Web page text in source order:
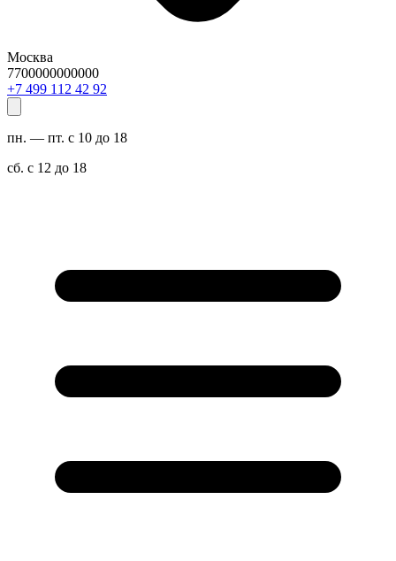
Москва
7700000000000
29 24 211 994 7+
пн. — пт. с 10 до 18
сб. с 12 до 18